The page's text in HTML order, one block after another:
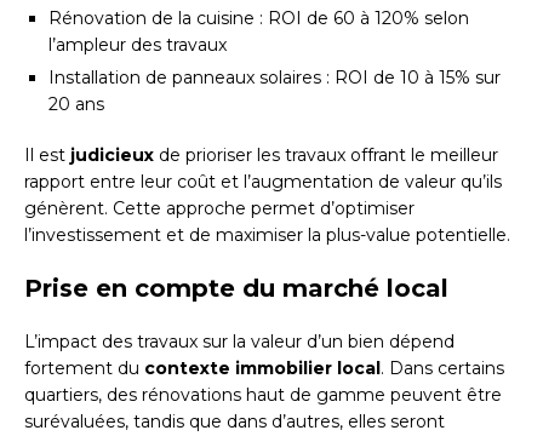
Rénovation de la cuisine : ROI de 60 à 120% selon
l’ampleur des travaux
Installation de panneaux solaires : ROI de 10 à 15% sur
20 ans
Il est judicieux de prioriser les travaux offrant le meilleur
rapport entre leur coût et l’augmentation de valeur qu’ils
génèrent. Cette approche permet d’optimiser
l’investissement et de maximiser la plus-value potentielle.
Prise en compte du marché local
L’impact des travaux sur la valeur d’un bien dépend
fortement du contexte immobilier local. Dans certains
quartiers, des rénovations haut de gamme peuvent être
surévaluées, tandis que dans d’autres, elles seront